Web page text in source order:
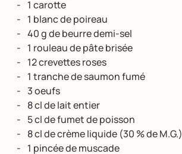
1 carotte
1 blanc de poireau
40 g de beurre demi-sel
1 rouleau de pâte brisée
12 crevettes roses
1 tranche de saumon fumé
3 oeufs
8 cl de lait entier
5 cl de fumet de poisson
8 cl de crème liquide (30 % de M.G.)
1 pincée de muscade